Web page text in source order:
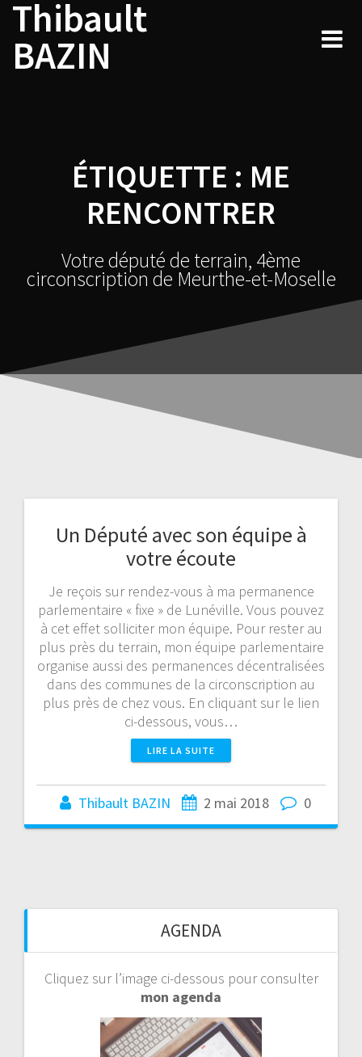
Skip
content
Thibault
BAZIN
ÉTIQUETTE : ME
RENCONTRER
Votre député de terrain, 4ème
circonscription de Meurthe-et-Moselle
Un Député avec son équipe à
votre écoute
Je reçois sur rendez-vous à ma permanence
parlementaire « fixe » de Lunéville. Vous pouvez
à cet effet solliciter mon équipe. Pour rester au
plus près du terrain, mon équipe parlementaire
organise aussi des permanences décentralisées
dans des communes de la circonscription au
plus près de chez vous. En cliquant sur le lien
ci-dessous, vous…
LIRE LA SUITE
Thibault BAZIN 2 mai 2018 0
AGENDA
Cliquez sur l’image ci-dessous pour consulter
mon agenda